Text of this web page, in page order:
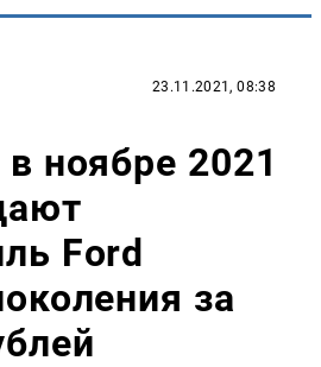
23.11.2021, 08:38
ноябре 2021
Ford
за